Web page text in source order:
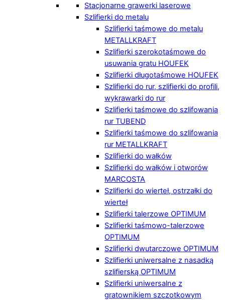
Stacjonarne grawerki laserowe
Szlifierki do metalu
Szlifierki taśmowe do metalu
METALLKRAFT
Szlifierki szerokotaśmowe do
usuwania gratu HOUFEK
Szlifierki długotaśmowe HOUFEK
Szlifierki do rur, szlifierki do profili,
wykrawarki do rur
Szlifierki taśmowe do szlifowania
rur TUBEND
Szlifierki taśmowe do szlifowania
rur METALLKRAFT
Szlifierki do wałków
Szlifierki do wałków i otworów
MARCOSTA
Szlifierki do wierteł, ostrzałki do
wierteł
Szlifierki talerzowe OPTIMUM
Szlifierki taśmowo-talerzowe
OPTIMUM
Szlifierki dwutarczowe OPTIMUM
Szlifierki uniwersalne z nasadką
szlifierską OPTIMUM
Szlifierki uniwersalne z
gratownikiem szczotkowym